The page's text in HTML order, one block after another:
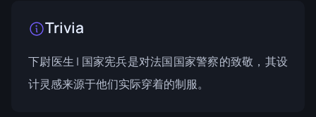
Trivia
下尉医生 | 国家宪兵是对法国国家警察的致敬，其设
计灵感来源于他们实际穿着的制服。